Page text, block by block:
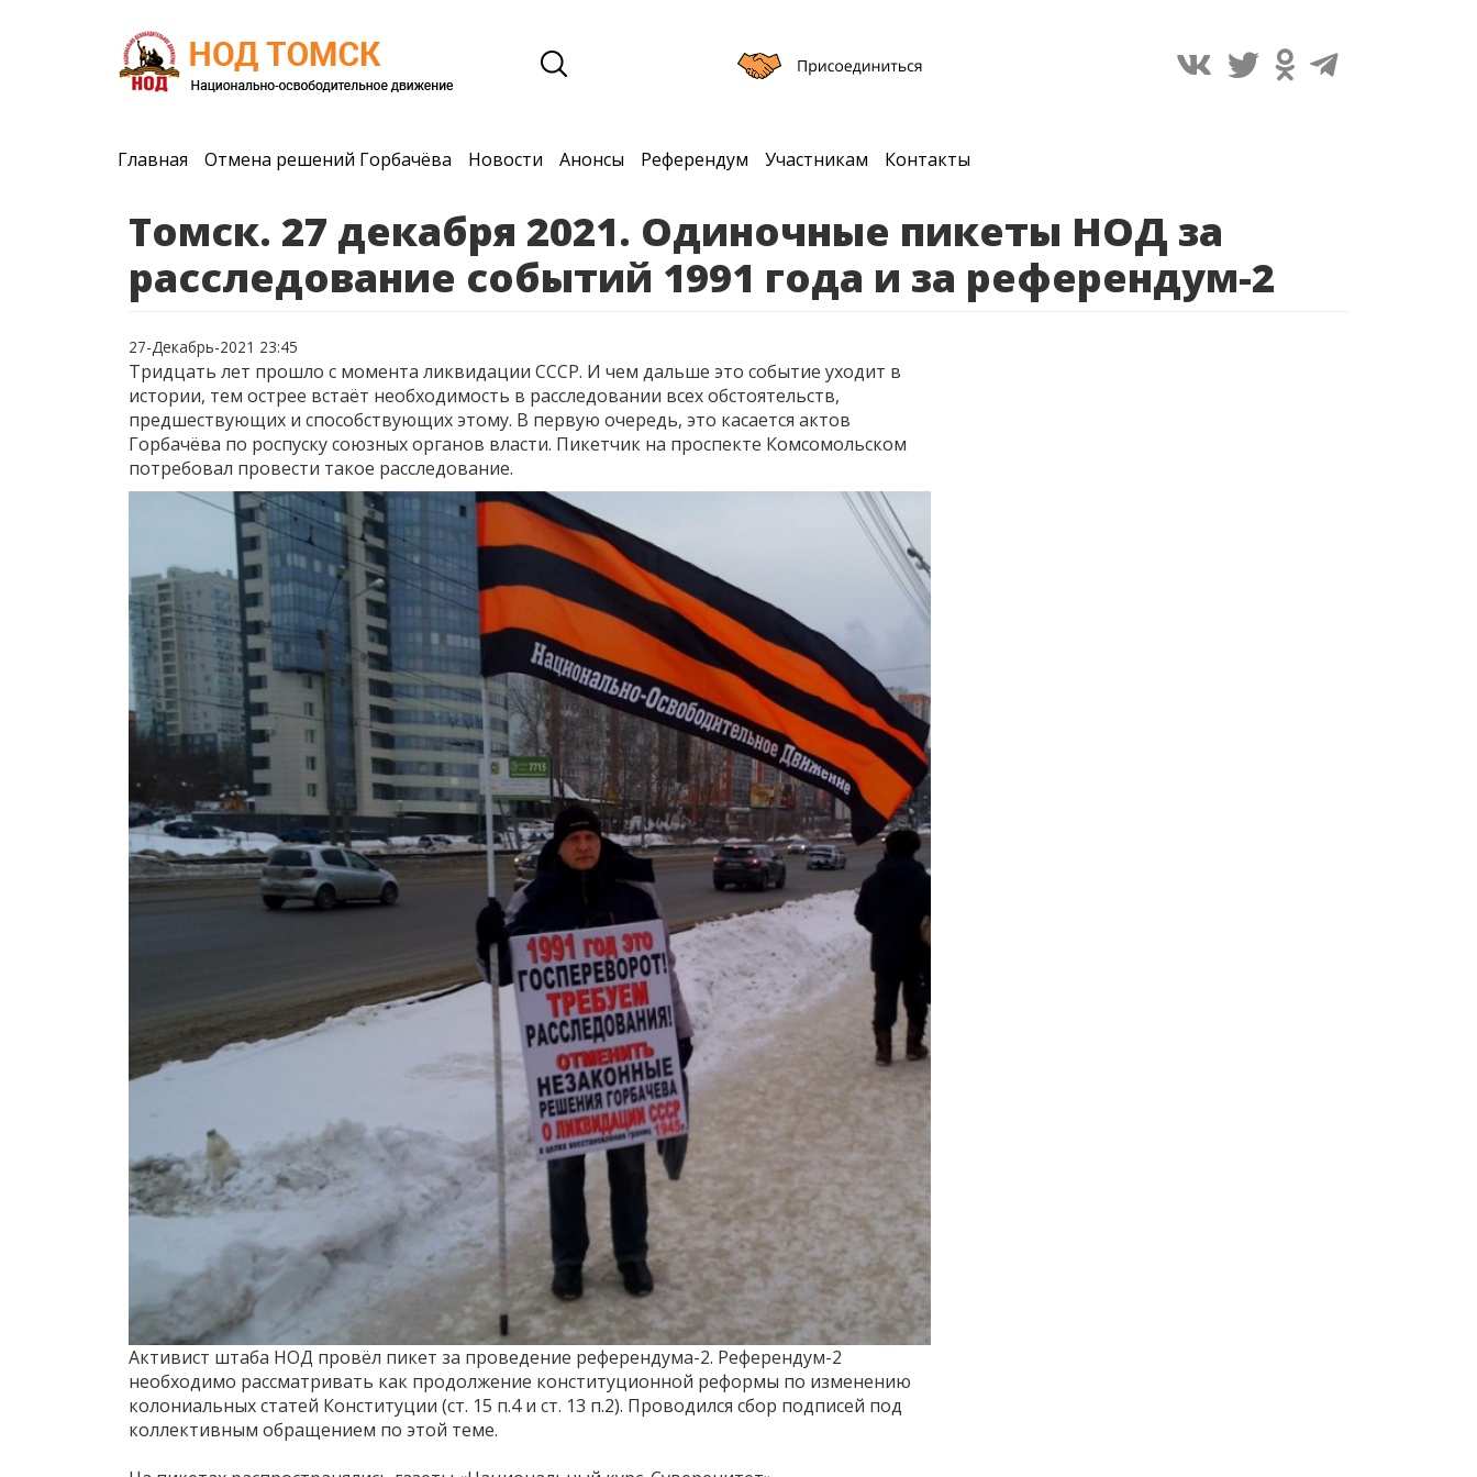
Главная Отмена решений Горбачёва Новости Анонсы Референдум Участникам Контакты
Томск. 27 декабря 2021. Одиночные пикеты НОД за
расследование событий 1991 года и за референдум-2
27-Декабрь-2021 23:45
Тридцать лет прошло с момента ликвидации СССР. И чем дальше это событие уходит в
истории, тем острее встаёт необходимость в расследовании всех обстоятельств,
предшествующих и способствующих этому. В первую очередь, это касается актов
Горбачёва по роспуску союзных органов власти. Пикетчик на проспекте Комсомольском
потребовал провести такое расследование.
Активист штаба НОД провёл пикет за проведение референдума-2. Референдум-2
необходимо рассматривать как продолжение конституционной реформы по изменению
колониальных статей Конституции (ст. 15 п.4 и ст. 13 п.2). Проводился сбор подписей под
коллективным обращением по этой теме.